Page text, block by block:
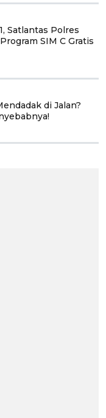
Satlantas Polres
SIM C Gratis
di Jalan?